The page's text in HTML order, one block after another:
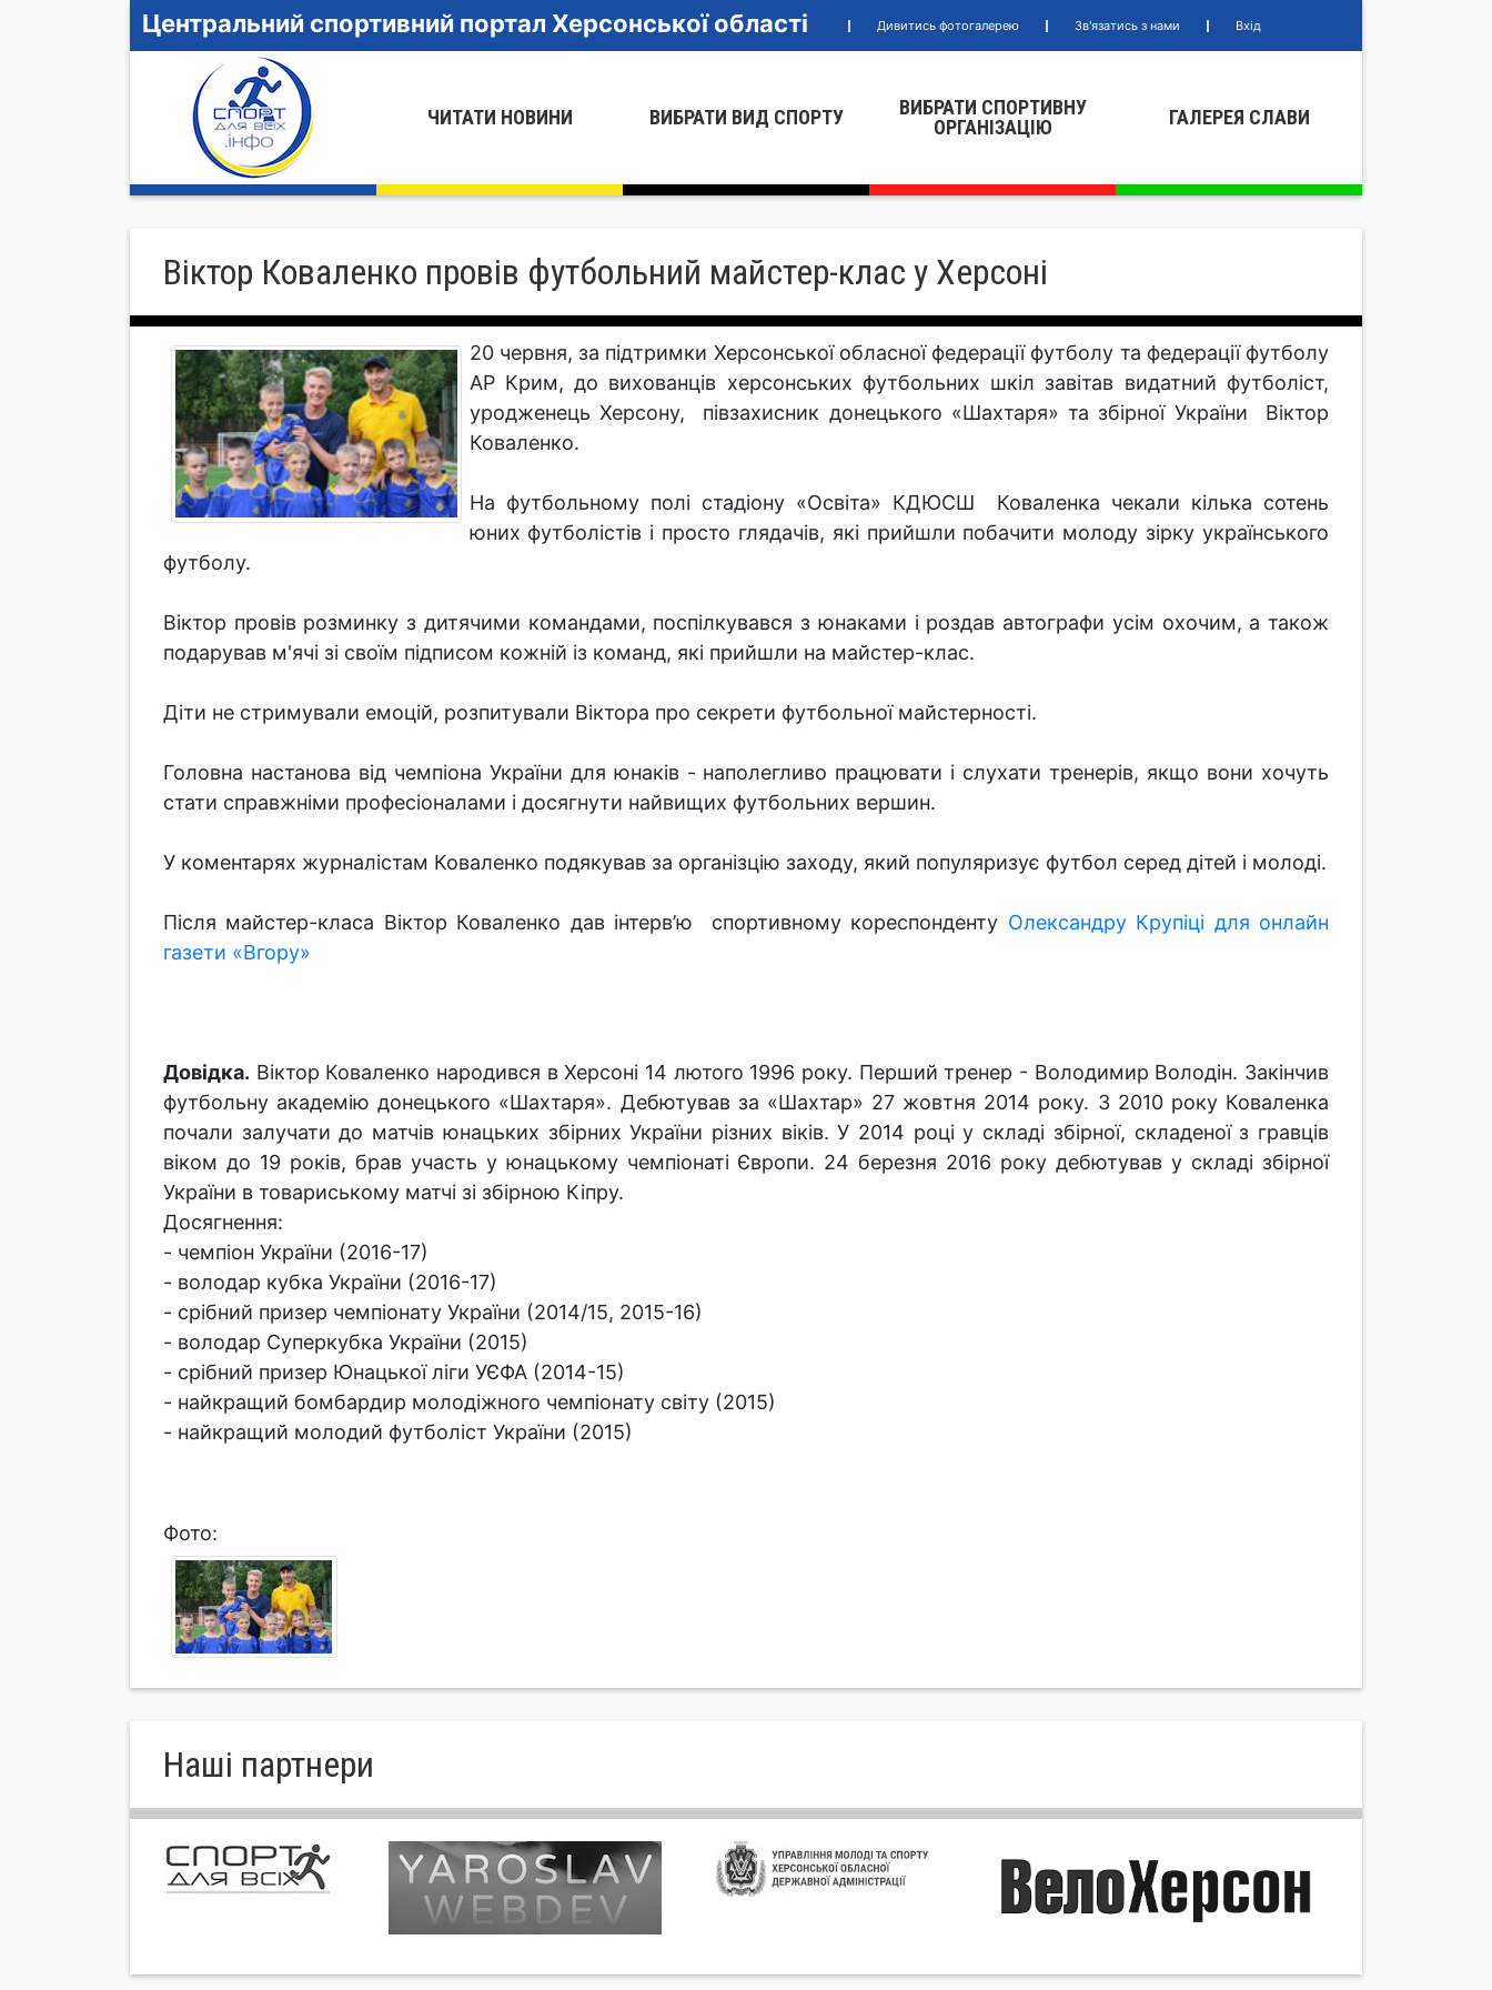
Центральний спортивний портал Херсонської області Дивитись фотогалерею Зв'язатись з нами Вхід
ЧИТАТИ НОВИНИ ВИБРАТИ ВИД СПОРТУ
ВИБРАТИ СПОРТИВНУ
ОРГАНIЗАЦIЮ
ГАЛЕРЕЯ СЛАВИ
Віктор Коваленко провів футбольний майстер-клас у Херсоні
20 червня, за підтримки Херсонської обласної федерації футболу та федерації футболу
АР Крим, до вихованців херсонських футбольних шкіл завітав видатний футболіст,
уродженець Херсону, півзахисник донецького «Шахтаря» та збірної України Віктор
Коваленко.
На футбольному полі стадіону «Освіта» КДЮСШ Коваленка чекали кілька сотень
юних футболістів і просто глядачів, які прийшли побачити молоду зірку українського
футболу.
Віктор провів розминку з дитячими командами, поспілкувався з юнаками і роздав автографи усім охочим, а також
подарував м'ячі зі своїм підписом кожній із команд, які прийшли на майстер-клас.
Діти не стримували емоцій, розпитували Віктора про секрети футбольної майстерності.
Головна настанова від чемпіона України для юнаків - наполегливо працювати і слухати тренерів, якщо вони хочуть
стати справжніми професіоналами і досягнути найвищих футбольних вершин.
У коментарях журналістам Коваленко подякував за організцію заходу, який популяризує футбол серед дітей і молоді.
Після майстер-класа Віктор Коваленко дав інтерв’ю спортивному кореспонденту Олександру Крупіці для онлайн
газети «Вгору»
Довідка. Віктор Коваленко народився в Херсоні 14 лютого 1996 року. Перший тренер - Володимир Володін. Закінчив
футбольну академію донецького «Шахтаря». Дебютував за «Шахтар» 27 жовтня 2014 року. З 2010 року Коваленка
почали залучати до матчів юнацьких збірних України різних віків. У 2014 році у складі збірної, складеної з гравців
віком до 19 років, брав участь у юнацькому чемпіонаті Європи. 24 березня 2016 року дебютував у складі збірної
України в товариському матчі зі збірною Кіпру.
Досягнення:
- чемпіон України (2016-17)
- володар кубка України (2016-17)
- срібний призер чемпіонату України (2014/15, 2015-16)
- володар Суперкубка України (2015)
- срібний призер Юнацької ліги УЄФА (2014-15)
- найкращий бомбардир молодіжного чемпіонату світу (2015)
- найкращий молодий футболіст України (2015)
Фото:
Нашi партнери